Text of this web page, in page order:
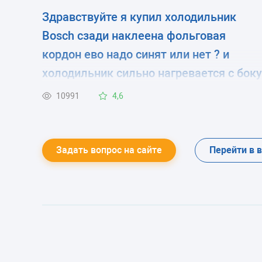
Здравствуйте я купил холодильник
Bosch сзади наклеена фольговая
кордон ево надо синят или нет ? и
холодильник сильно нагревается с боку
это так должна быт ?
10991 4,6
Задать вопрос на сайте Перейти в